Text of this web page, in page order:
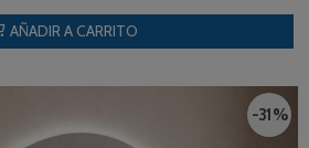
AÑADIR A CARRITO
-31 %